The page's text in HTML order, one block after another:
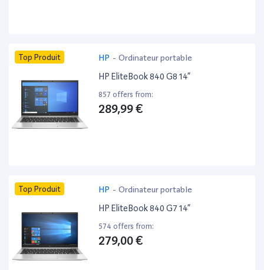
Top Produit HP - Ordinateur portable
HP EliteBook 840 G8 14”
857 offers from:
289,99 €
Top Produit HP - Ordinateur portable
HP EliteBook 840 G7 14”
574 offers from:
279,00 €